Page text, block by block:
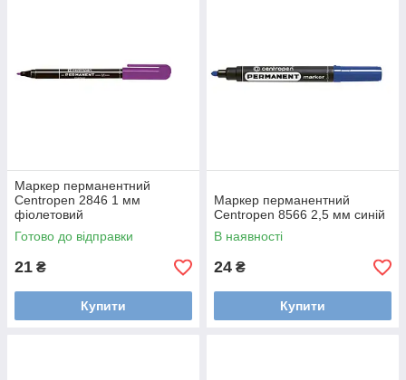
Маркер перманентний
Centropen 2846 1 мм
фіолетовий
Готово до відправки
21 ₴
Купити
Маркер перманентний
Centropen 8566 2,5 мм синій
В наявності
24 ₴
Купити